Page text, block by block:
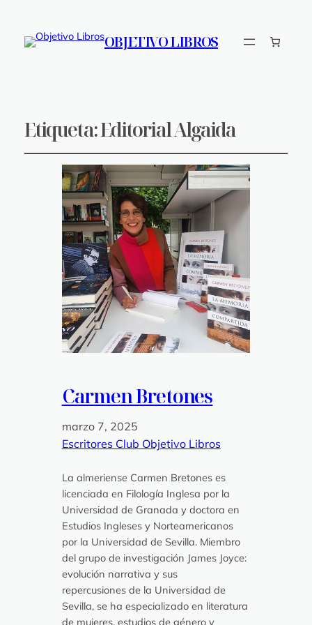
OBJETIVO LIBROS
Etiqueta:Editorial Algaida
Carmen Bretones
marzo 7, 2025
Escritores Club Objetivo Libros
La almeriense Carmen Bretones es
licenciada en Filología Inglesa por la
Universidad de Granada y doctora en
Estudios Ingleses y Norteamericanos
por la Universidad de Sevilla. Miembro
del grupo de investigación James Joyce:
evolución narrativa y sus
repercusiones de la Universidad de
Sevilla, se ha especializado en literatura
de mujeres, estudios de género y